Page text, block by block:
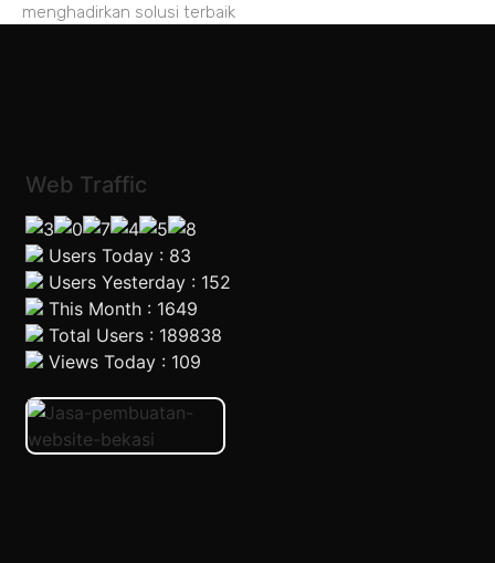
menghadirkan solusi terbaik
Web Traffic
Users Today : 83
Users Yesterday : 152
This Month : 1649
Total Users : 189838
Views Today : 109